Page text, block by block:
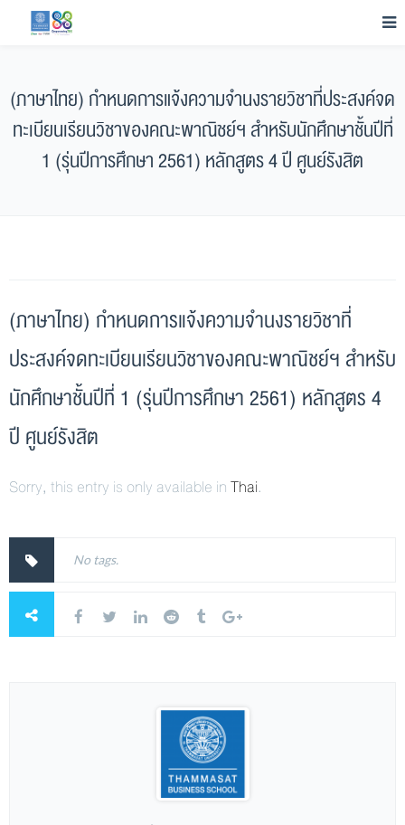
(ภาษาไทย) กำหนดการแจ้งความจำนงรายวิชาที่ประสงค์จด
ทะเบียนเรียนวิชาของคณะพาณิชย์ฯ สำหรับนักศึกษาชั้นปีที่
1 (รุ่นปีการศึกษา 2561) หลักสูตร 4 ปี ศูนย์รังสิต
(ภาษาไทย) กำหนดการแจ้งความจำนงรายวิชาที่
ประสงค์จดทะเบียนเรียนวิชาของคณะพาณิชย์ฯ สำหรับ
นักศึกษาชั้นปีที่ 1 (รุ่นปีการศึกษา 2561) หลักสูตร 4
ปี ศูนย์รังสิต
Sorry, this entry is only available inThai.
No tags.